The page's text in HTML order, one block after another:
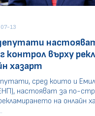
13
контрол върху
хазарт
сред които и
настояват за по-
на онлайн